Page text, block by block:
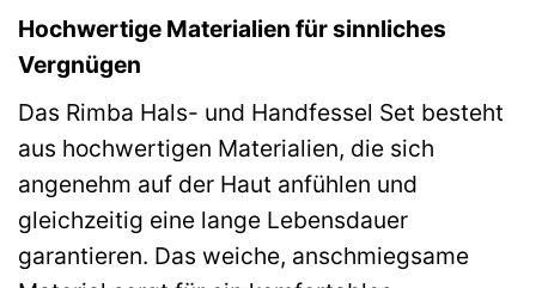
Hochwertige Materialien für sinnliches
Vergnügen
Das Rimba Hals- und Handfessel Set besteht
aus hochwertigen Materialien, die sich
angenehm auf der Haut anfühlen und
gleichzeitig eine lange Lebensdauer
garantieren. Das weiche, anschmiegsame